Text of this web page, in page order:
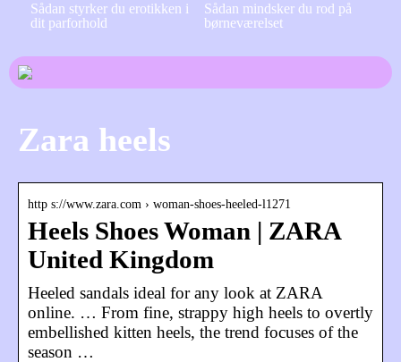
Sådan styrker du erotikken i
dit parforhold
Sådan mindsker du rod på
børneværelset
Zara heels
http s://www.zara.com › woman-shoes-heeled-l1271
Heels Shoes Woman | ZARA
United Kingdom
Heeled sandals ideal for any look at ZARA
online. … From fine, strappy high heels to overtly
embellished kitten heels, the trend focuses of the
season …